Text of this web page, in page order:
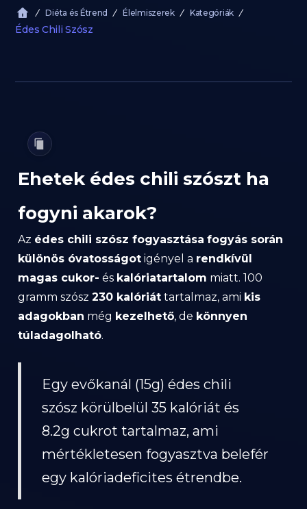
Diéta és Étrend Élelmiszerek Kategóriák
Édes Chili Szósz
Ehetek édes chili szószt ha
fogyni akarok?
Az édes chili szósz fogyasztása fogyás során
különös óvatosságot igényel a rendkívül
magas cukor- és kalóriatartalom miatt. 100
gramm szósz 230 kalóriát tartalmaz, ami kis
adagokban még kezelhető, de könnyen
túladagolható.
Egy evőkanál (15g) édes chili
szósz körülbelül 35 kalóriát és
8.2g cukrot tartalmaz, ami
mértékletesen fogyasztva belefér
egy kalóriadeficites étrendbe.